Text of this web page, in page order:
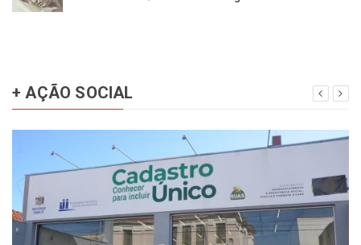
+ AÇÃO SOCIAL